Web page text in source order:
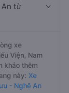
An từ
xe
Viện, Nam
khảo thêm
này: Xe
- Nghệ An